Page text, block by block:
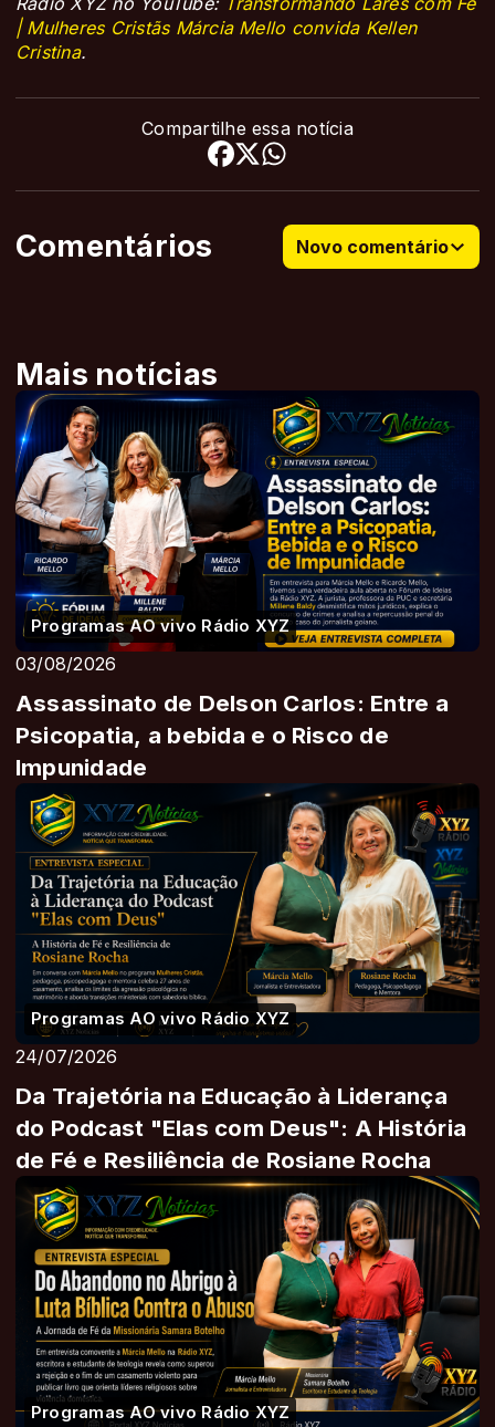
| Mulheres Cristãs Márcia Mello convida Kellen
Cristina.
Compartilhe essa notícia
Comentários Novo comentário
Mais notícias
Programas AO vivo Rádio XYZ
03/08/2026
Assassinato de Delson Carlos: Entre a
Psicopatia, a bebida e o Risco de
Impunidade
Programas AO vivo Rádio XYZ
24/07/2026
Da Trajetória na Educação à Liderança
do Podcast "Elas com Deus": A História
de Fé e Resiliência de Rosiane Rocha
Programas AO vivo Rádio XYZ